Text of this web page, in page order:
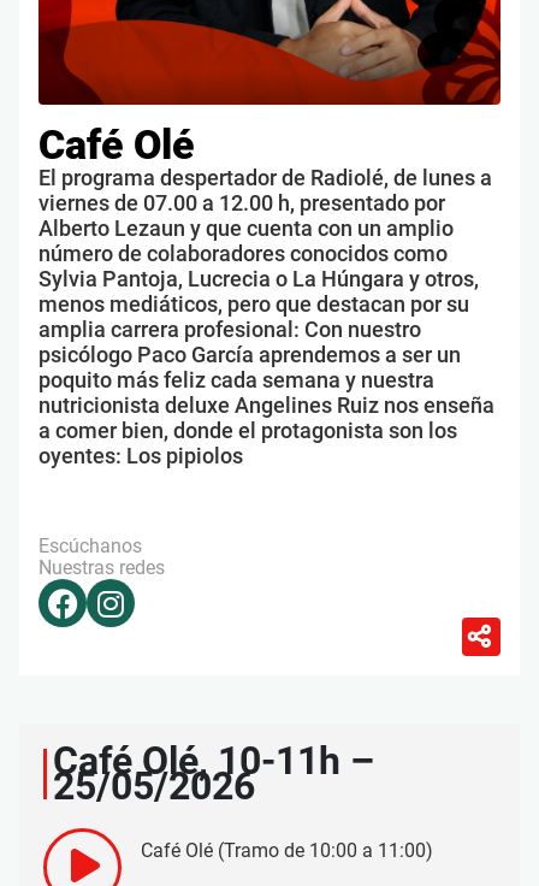
Café Olé
El programa despertador de Radiolé, de lunes a
viernes de 07.00 a 12.00 h, presentado por
Alberto Lezaun y que cuenta con un amplio
número de colaboradores conocidos como
Sylvia Pantoja, Lucrecia o La Húngara y otros,
menos mediáticos, pero que destacan por su
amplia carrera profesional: Con nuestro
psicólogo Paco García aprendemos a ser un
poquito más feliz cada semana y nuestra
nutricionista deluxe Angelines Ruiz nos enseña
a comer bien, donde el protagonista son los
oyentes: Los pipiolos
Escúchanos
Nuestras redes
Café Olé, 10-11h –
25/05/2026
Café Olé (Tramo de 10:00 a 11:00)